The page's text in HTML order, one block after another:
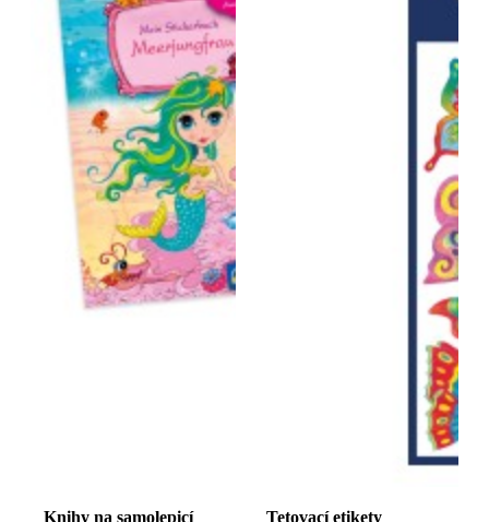
Knihy na samolepicí Tetovací etikety